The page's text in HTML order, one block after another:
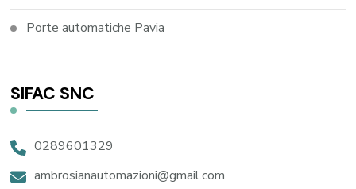
Porte automatiche Pavia
SIFAC SNC
0289601329
ambrosianautomazioni@gmail.com